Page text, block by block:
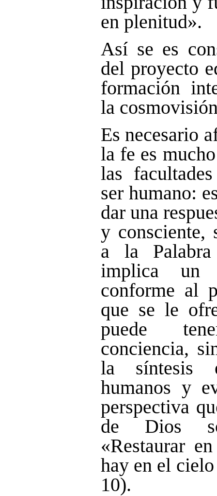
en plenitud».
Así se es
del proyecto
formación
la
Es necesario
la fe es
las
ser humano:
dar una
y consciente,
a la
implica un
conforme al
que se le
puede
conciencia,
la síntesis
humanos y
perspectiva
de Dios
«Restaurar
hay en el
10).